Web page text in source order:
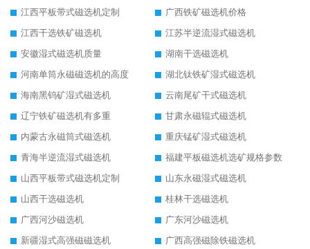
江西平板带式磁选机定制
广西铁矿磁选机价格
江西干选铁矿磁选机
江苏半逆流湿式磁选机
安徽湿式磁选机质量
湖南干选磁选机
河南单筒永磁磁选机的高度
湖北钛铁矿湿式磁选机
海南黑钨矿湿式磁选机
云南尾矿干式磁选机
辽宁铁矿磁选机有多重
甘肃永磁辊式磁选机
内蒙古永磁筒式磁选机
重庆锰矿湿式磁选机
青海半逆流湿式磁选机
福建平板磁选机选矿规格参数
山西平板带式磁选机定制
山东永磁湿式磁选机
山西干选磁选机
桂林干选磁选机
广西河沙磁选机
广东河沙磁选机
新疆湿式高强磁磁选机
广西高强磁除铁磁选机